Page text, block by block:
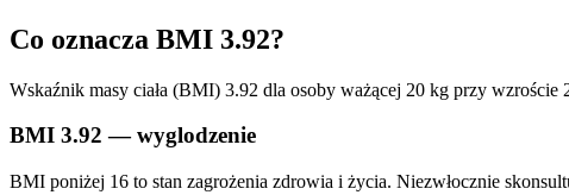
Co oznacza BMI 3.92?
Wskaźnik masy ciała (BMI) 3.92 dla osoby ważącej 20 kg przy wzroście
BMI 3.92 — wyglodzenie
BMI poniżej 16 to stan zagrożenia zdrowia i życia. Niezwłocznie